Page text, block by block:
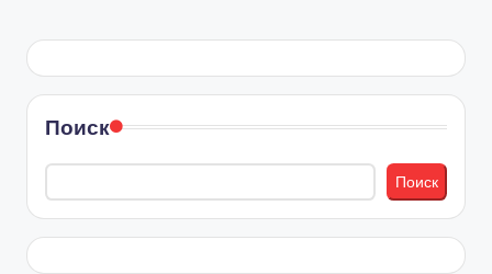
Поиск
Поиск